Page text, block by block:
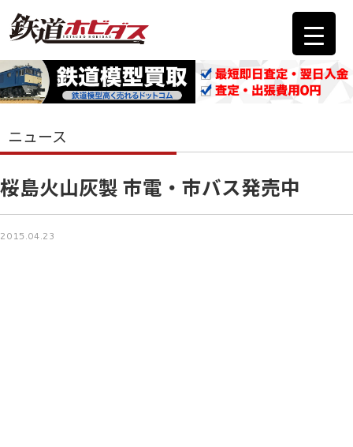
ニュース
桜島火山灰製 市電・市バス発売中
2015.04.23